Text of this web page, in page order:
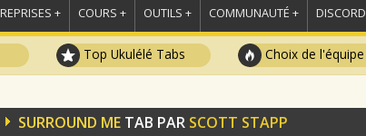
REPRISES + COURS + OUTILS + COMMUNAUTÉ + DISCORD
Top Ukulélé Tabs Choix de l'équipe
SURROUND ME TAB PAR SCOTT STAPP